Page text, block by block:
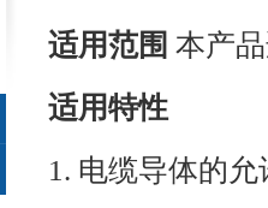
适用范围 本产
适用特性
1. 电缆导体的